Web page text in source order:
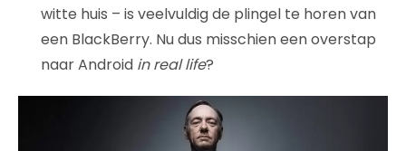
witte huis – is veelvuldig de plingel te horen van
een BlackBerry. Nu dus misschien een overstap
naar Android in real life?